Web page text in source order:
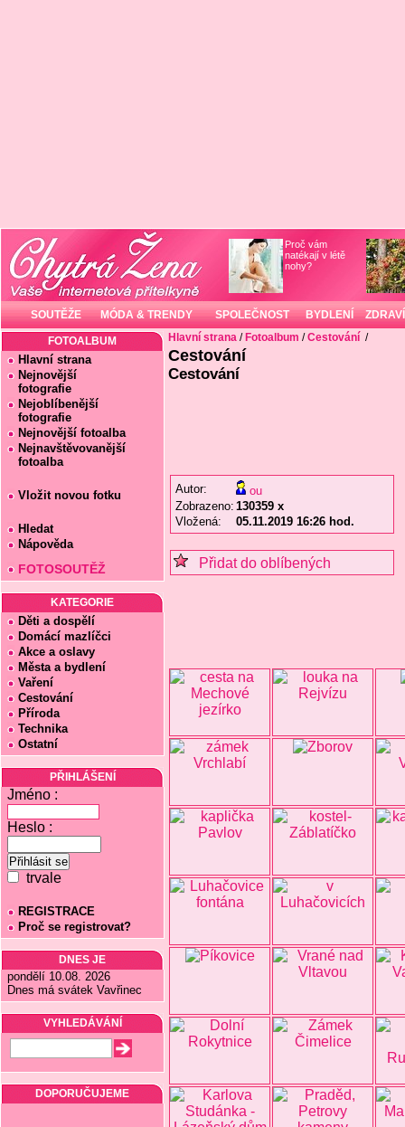
Proč vám
natékají v létě
nohy?
SOUTĚŽE MÓDA & TRENDY SPOLEČNOST BYDLENÍ ZDRAVÍ
FOTOALBUM
Hlavní strana
Nejnovější
fotografie
Nejoblíbenější
fotografie
Nejnovější fotoalba
Nejnavštěvovanější
fotoalba
Vložit novou fotku
Hledat
Nápověda
FOTOSOUTĚŽ
KATEGORIE
Děti a dospělí
Domácí mazlíčci
Akce a oslavy
Města a bydlení
Vaření
Cestování
Příroda
Technika
Ostatní
PŘIHLÁŠENÍ
Jméno :
Heslo :
trvale
REGISTRACE
Proč se registrovat?
DNES JE
pondělí 10.08. 2026
Dnes má svátek Vavřinec
VYHLEDÁVÁNÍ
DOPORUČUJEME
Hlavní strana / Fotoalbum /Cestování /
Cestování
Cestování
Autor:
ou
Zobrazeno: 130359 x
Vložená:
05.11.2019 16:26 hod.
Přidat do oblíbených